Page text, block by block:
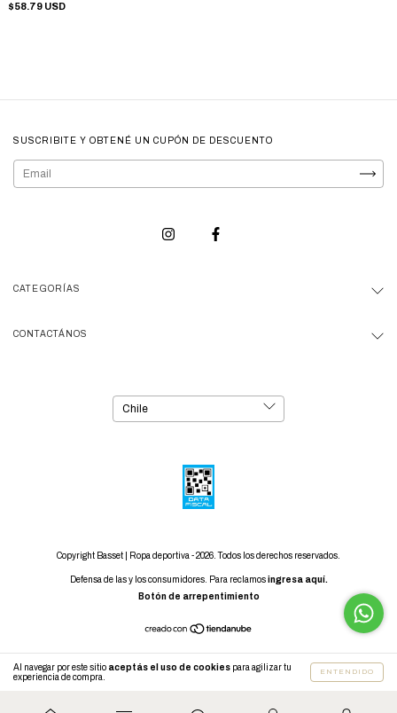
Al navegar por este sitio aceptás el uso de cookies para agilizar tu
experiencia de compra.
ENTENDIDO
$58.79 USD
SUSCRIBITE Y OBTENÉ UN CUPÓN DE DESCUENTO
CATEGORÍAS
CONTACTÁNOS
Copyright Basset | Ropa deportiva - 2026. Todos los derechos reservados.
Defensa de las y los consumidores. Para reclamos ingresa aquí.
Botón de arrepentimiento